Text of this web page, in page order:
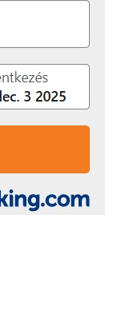
kimagasló
a hosszú